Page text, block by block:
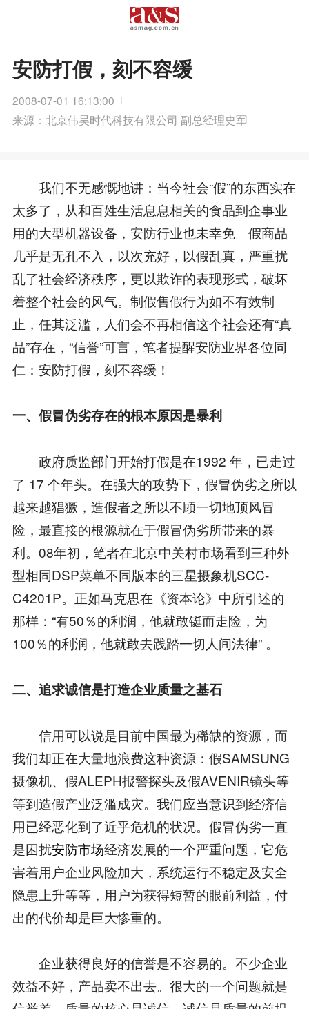
安防打假，刻不容缓
2008-07-01 16:13:00
来源：北京伟昊时代科技有限公司 副总经理史军
我们不无感慨地讲：当今社会“假”的东西实在
太多了，从和百姓生活息息相关的食品到企事业
用的大型机器设备，安防行业也未幸免。假商品
几乎是无孔不入，以次充好，以假乱真，严重扰
乱了社会经济秩序，更以欺诈的表现形式，破坏
着整个社会的风气。制假售假行为如不有效制
止，任其泛滥，人们会不再相信这个社会还有“真
品”存在，“信誉”可言，笔者提醒安防业界各位同
仁：安防打假，刻不容缓！
一、假冒伪劣存在的根本原因是暴利
政府质监部门开始打假是在1992 年，已走过
了 17 个年头。在强大的攻势下，假冒伪劣之所以
越来越猖獗，造假者之所以不顾一切地顶风冒
险，最直接的根源就在于假冒伪劣所带来的暴
利。08年初，笔者在北京中关村市场看到三种外
型相同DSP菜单不同版本的三星摄象机SCC-
C4201P。正如马克思在《资本论》中所引述的
那样：“有50％的利润，他就敢铤而走险，为
100％的利润，他就敢去践踏一切人间法律” 。
二、追求诚信是打造企业质量之基石
信用可以说是目前中国最为稀缺的资源，而
我们却正在大量地浪费这种资源：假SAMSUNG
摄像机、假ALEPH报警探头及假AVENIR镜头等
等到造假产业泛滥成灾。我们应当意识到经济信
用已经恶化到了近乎危机的状况。假冒伪劣一直
是困扰安防市场经济发展的一个严重问题，它危
害着用户企业风险加大，系统运行不稳定及安全
隐患上升等等，用户为获得短暂的眼前利益，付
出的代价却是巨大惨重的。
企业获得良好的信誉是不容易的。不少企业
效益不好，产品卖不出去。很大的一个问题就是